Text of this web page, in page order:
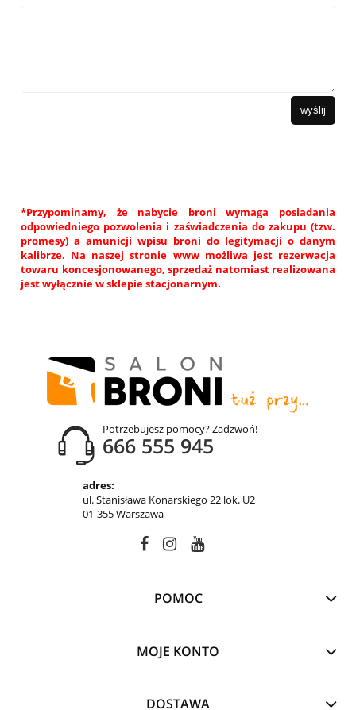
wyślij
*Przypominamy, że nabycie broni wymaga posiadania
odpowiedniego pozwolenia i zaświadczenia do zakupu (tzw.
promesy) a amunicji wpisu broni do legitymacji o danym
kalibrze. Na naszej stronie www możliwa jest rezerwacja
towaru koncesjonowanego, sprzedaż natomiast realizowana
jest wyłącznie w sklepie stacjonarnym.
Potrzebujesz pomocy? Zadzwoń!
666 555 945
adres:
ul. Stanisława Konarskiego 22 lok. U2
01-355 Warszawa
POMOC
MOJE KONTO
DOSTAWA